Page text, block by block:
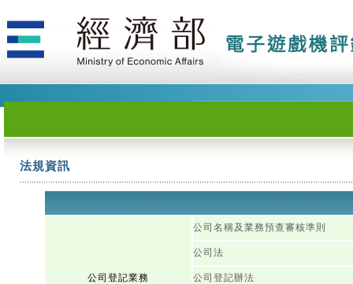
法規資訊
公司登記業務
公司名稱及業務預查審核準則
公司法
公司登記辦法